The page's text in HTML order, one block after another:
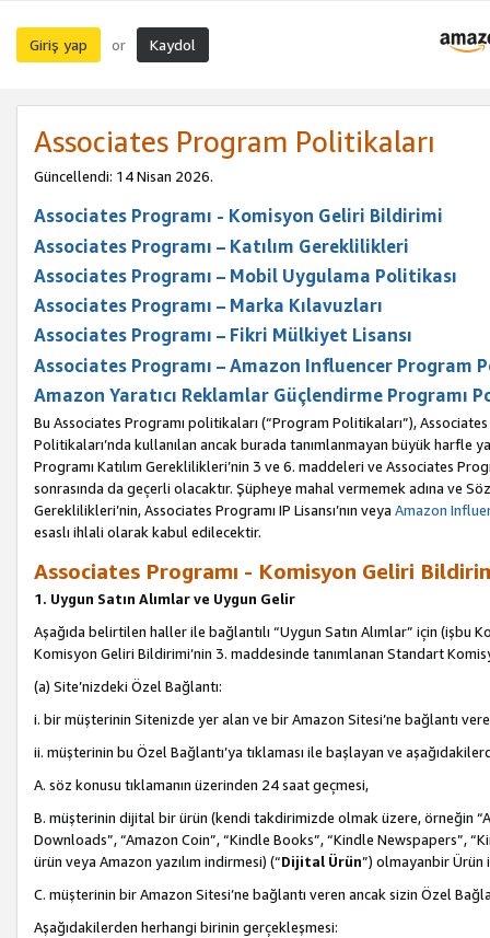
Giriş yap or Kaydol
Associates Program Politikaları
Güncellendi: 14 Nisan 2026.
Associates Programı - Komisyon Geliri Bildirimi
Associates Programı – Katılım Gereklilikleri
Associates Programı – Mobil Uygulama Politikası
Associates Programı – Marka Kılavuzları
Associates Programı – Fikri Mülkiyet Lisansı
Associates Programı – Amazon Influencer Program
Amazon Yaratıcı Reklamlar Güçlendirme Programı
Bu Associates Programı politikaları (“Program Politikaları”),
Politikaları’nda kullanılan ancak burada tanımlanmayan büyük harfle
Programı Katılım Gereklilikleri’nin 3 ve 6. maddeleri ve Associates
sonrasında da geçerli olacaktır. Şüpheye mahal vermemek adına ve
Gereklilikleri’nin, Associates Programı IP Lisansı’nın veya Amazon
esaslı ihlali olarak kabul edilecektir.
Associates Programı - Komisyon Geliri
1. Uygun Satın Alımlar ve Uygun Gelir
Aşağıda belirtilen haller ile bağlantılı “Uygun Satın Alımlar” için
Komisyon Geliri Bildirimi’nin 3. maddesinde tanımlanan Standart
(a) Site’nizdeki Özel Bağlantı:
i. bir müşterinin Sitenizde yer alan ve bir Amazon Sitesi’ne bağlantı
ii. müşterinin bu Özel Bağlantı’ya tıklaması ile başlayan ve
A. söz konusu tıklamanın üzerinden 24 saat geçmesi,
B. müşterinin dijital bir ürün (kendi takdirimizde olmak üzere, örneğin
Downloads”, “Amazon Coin”, “Kindle Books”, “Kindle Newspapers”,
ürün veya Amazon yazılım indirmesi) (“Dijital Ürün”) olmayanbir Ürün
C. müşterinin bir Amazon Sitesi’ne bağlantı veren ancak sizin Özel
Aşağıdakilerden herhangi birinin gerçekleşmesi: